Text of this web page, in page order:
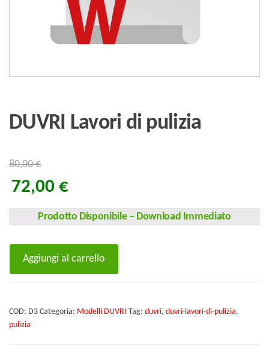
DUVRI Lavori di pulizia
80,00€
72,00 €
Prodotto Disponibile – Download Immediato
quantità
Aggiungi al carrello
COD: D3 Categoria: Modelli DUVRI Tag: duvri, duvri-lavori-di-pulizia,
pulizia